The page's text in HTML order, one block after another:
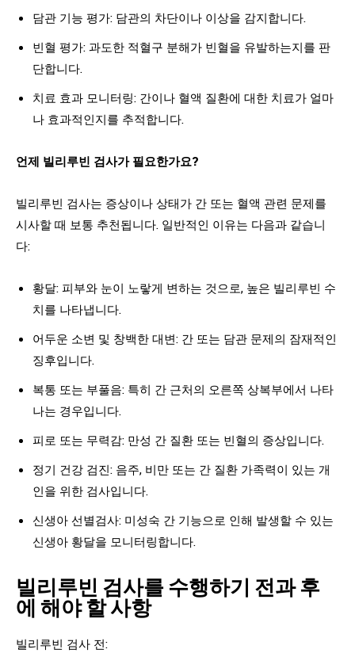
담관 기능 평가: 담관의 차단이나 이상을 감지합니다.
빈혈 평가: 과도한 적혈구 분해가 빈혈을 유발하는지를 판
단합니다.
치료 효과 모니터링: 간이나 혈액 질환에 대한 치료가 얼마
나 효과적인지를 추적합니다.
언제 빌리루빈 검사가 필요한가요?
빌리루빈 검사는 증상이나 상태가 간 또는 혈액 관련 문제를
시사할 때 보통 추천됩니다. 일반적인 이유는 다음과 같습니
다:
황달: 피부와 눈이 노랗게 변하는 것으로, 높은 빌리루빈 수
치를 나타냅니다.
어두운 소변 및 창백한 대변: 간 또는 담관 문제의 잠재적인
징후입니다.
복통 또는 부풀음: 특히 간 근처의 오른쪽 상복부에서 나타
나는 경우입니다.
피로 또는 무력감: 만성 간 질환 또는 빈혈의 증상입니다.
정기 건강 검진: 음주, 비만 또는 간 질환 가족력이 있는 개
인을 위한 검사입니다.
신생아 선별검사: 미성숙 간 기능으로 인해 발생할 수 있는
신생아 황달을 모니터링합니다.
빌리루빈 검사를 수행하기 전과 후
에 해야 할 사항
빌리루빈 검사 전: